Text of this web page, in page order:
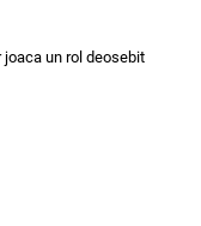
un rol deosebit